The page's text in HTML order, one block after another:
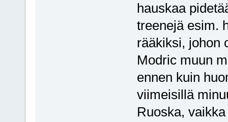
hauskaa
treenejä esim.
rääkiksi, johon
Modric muun
ennen kuin
viimeisillä
Ruoska,